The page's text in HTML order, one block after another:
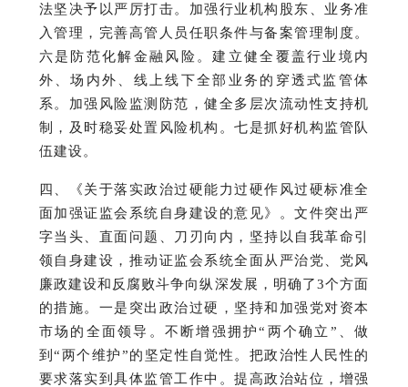
法坚决予以严厉打击。 加强行业机构股东、业务准
入管理，完善高管人员任职条件与备案管理制度。
六是防范化解金融风险。建立健全覆盖行业境内
外、场内外、线上线下全部业务的穿透式监管体
系。 加强风险监测防范，健全多层次流动性支持机
制，及时稳妥处置风险机构。七是抓好机构监管队
伍建设。
四、《关于落实政治过硬能力过硬作风过硬标准全
面加强证监会系统自身建设的意见》。文件突出严
字当头、直面问题、刀刃向内，坚持以自我革命引
领自身建设，推动证监会系统全面从严治党、党风
廉政建设和反腐败斗争向纵深发展，明确了3个方面
的措施。 一是突出政治过硬，坚持和加强党对资本
市场的全面领导。 不断增强拥护“两个确立”、做
到“两个维护”的坚定性自觉性。 把政治性人民性的
要求落实到具体监管工作中。提高政治站位，增强